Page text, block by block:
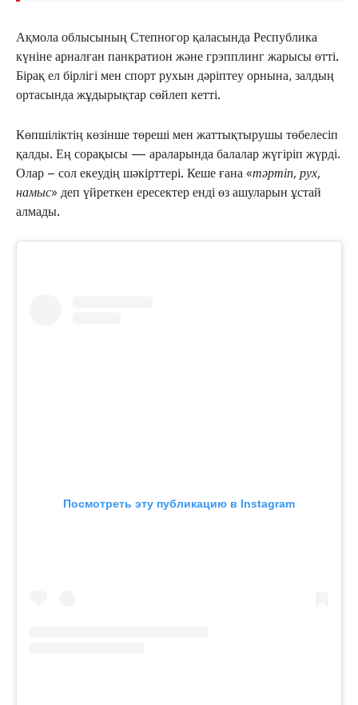
Ақмола облысының Степногор қаласында Республика
күніне арналған панкратион және грэпплинг жарысы өтті.
Бірақ ел бірлігі мен спорт рухын дәріптеу орнына, залдың
ортасында жұдырықтар сөйлеп кетті.
Көпшіліктің көзінше төреші мен жаттықтырушы төбелесіп
қалды. Ең сорақысы — араларында балалар жүгіріп жүрді.
Олар – сол екеудің шәкірттері. Кеше ғана «тәртіп, рух,
намыс» деп үйреткен ересектер енді өз ашуларын ұстай
алмады.
Посмотреть эту публикацию в Instagram